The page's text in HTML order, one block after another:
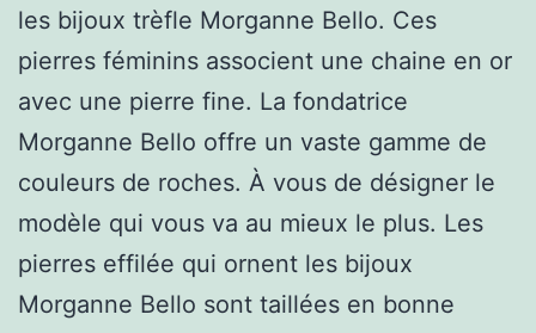
les bijoux trèfle Morganne Bello. Ces
pierres féminins associent une chaine en or
avec une pierre fine. La fondatrice
Morganne Bello offre un vaste gamme de
couleurs de roches. À vous de désigner le
modèle qui vous va au mieux le plus. Les
pierres effilée qui ornent les bijoux
Morganne Bello sont taillées en bonne